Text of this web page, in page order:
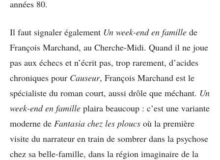
années 80.
Il faut signaler également Un week-end en famille de
François Marchand, au Cherche-Midi. Quand il ne joue
pas aux échecs et n’écrit pas, trop rarement, d’acides
chroniques pour Causeur, François Marchand est le
spécialiste du roman court, aussi drôle que méchant. Un
week-end en famille plaira beaucoup : c’est une variante
moderne de Fantasia chez les ploucs où la première
visite du narrateur en train de sombrer dans la psychose
chez sa belle-famille, dans la région imaginaire de la